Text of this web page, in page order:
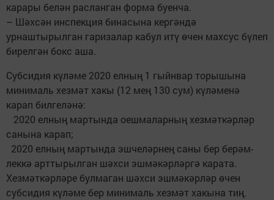
карары белән расланган форма буенча.
– Шәхсән инспекция бинасына кергәндә
урнаштырылган гаризалар кабул итү өчен махсус бүлеп
бирелгән бокс аша.
Субсидия күләме 2020 елның 1 гыйнвар торышына
минималь хезмәт хакы (12 мең 130 сум) күләменә
карап билгеләнә:
2020 елның мартында оешмаларның хезмәт­кәрләр
санына карап;
2020 елның ­мартында эшчеләрнең саны бер берәм­
леккә арттырылган шәхси эш­мәкәрләргә карата.
Хезмәткәрләре булмаган шәхси эшмәкәрләр өчен
субсидия күләме бер минималь хезмәт хакына тиң.